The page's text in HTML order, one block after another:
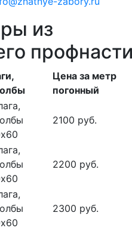
из
Цена за метр
погонный
2100 руб.
2200 руб.
2300 руб.